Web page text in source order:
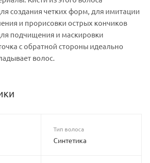
создания четких форм, для имитации
и прорисовки острых кончиков
подчищения и маскировки
с обратной стороны идеально
волос.
Тип волоса
Синтетика